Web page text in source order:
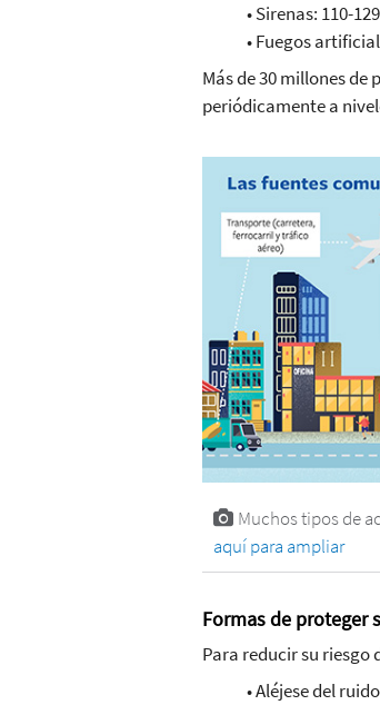
• Sirenas: 110-129
• Fuegos
Más de 30 millones de
periódicamente a
Muchos tipos de
aquí para ampliar
Formas de proteger
Para reducir su riesgo
• Aléjese del ruido